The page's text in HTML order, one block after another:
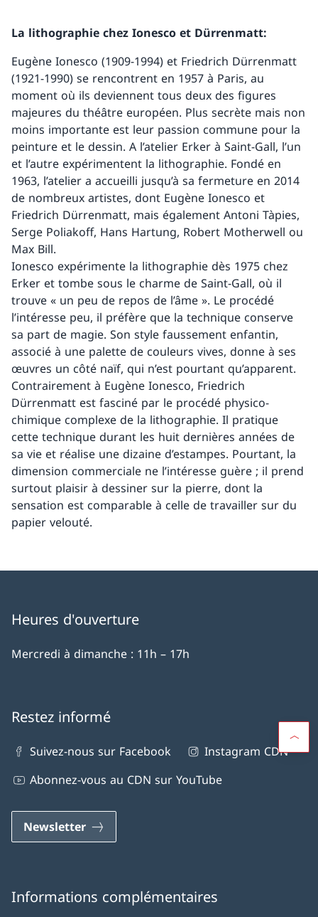
La lithographie chez Ionesco et Dürrenmatt:
Eugène Ionesco (1909-1994) et Friedrich Dürrenmatt
(1921-1990) se rencontrent en 1957 à Paris, au
moment où ils deviennent tous deux des figures
majeures du théâtre européen. Plus secrète mais non
moins importante est leur passion commune pour la
peinture et le dessin. A l’atelier Erker à Saint-Gall, l’un
et l’autre expérimentent la lithographie. Fondé en
1963, l’atelier a accueilli jusqu’à sa fermeture en 2014
de nombreux artistes, dont Eugène Ionesco et
Friedrich Dürrenmatt, mais également Antoni Tàpies,
Serge Poliakoff, Hans Hartung, Robert Motherwell ou
Max Bill.
Ionesco expérimente la lithographie dès 1975 chez
Erker et tombe sous le charme de Saint-Gall, où il
trouve « un peu de repos de l’âme ». Le procédé
l’intéresse peu, il préfère que la technique conserve
sa part de magie. Son style faussement enfantin,
associé à une palette de couleurs vives, donne à ses
œuvres un côté naïf, qui n’est pourtant qu’apparent.
Contrairement à Eugène Ionesco, Friedrich
Dürrenmatt est fasciné par le procédé physico-
chimique complexe de la lithographie. Il pratique
cette technique durant les huit dernières années de
sa vie et réalise une dizaine d’estampes. Pourtant, la
dimension commerciale ne l’intéresse guère ; il prend
surtout plaisir à dessiner sur la pierre, dont la
sensation est comparable à celle de travailler sur du
papier velouté.
Heures d'ouverture
Mercredi à dimanche : 11h – 17h
Restez informé
Suivez-nous sur Facebook
Instagram CDN
Abonnez-vous au CDN sur YouTube
Newsletter
Informations complémentaires